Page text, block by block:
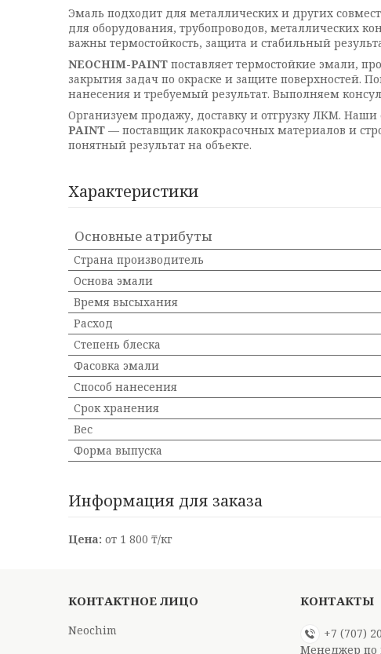
Эмаль подходит для металлических и других
для оборудования, трубопроводов, металлических
важны термостойкость, защита и стабильный
NEOCHIM-PAINT поставляет термостойкие эмали,
закрытия задач по окраске и защите поверхностей.
нанесения и требуемый результат. Выполняем
Организуем продажу, доставку и отгрузку ЛКМ.
PAINT — поставщик лакокрасочных материалов и
понятный результат на объекте.
Характеристики
Основные атрибуты
Страна производитель
Основа эмали
Время высыхания
Расход
Степень блеска
Фасовка эмали
Способ нанесения
Срок хранения
Вес
Форма выпуска
Информация для заказа
Цена: от 1 800 ₸/кг
Neochim
+7 (707)
Менеджер по